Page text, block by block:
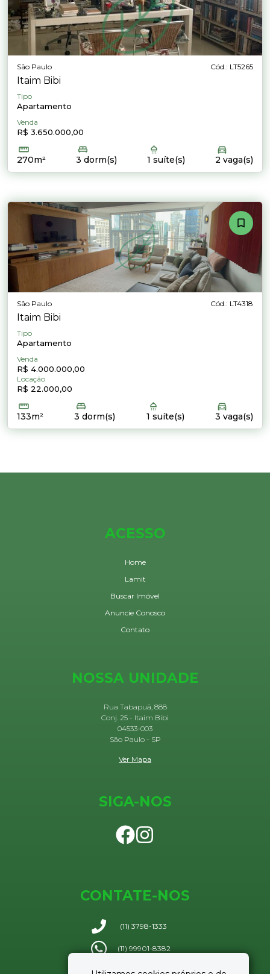
São Paulo Cód.: LT5265
Itaim Bibi
Tipo
Apartamento
Venda
R$ 3.650.000,00
270m² 3 dorm(s) 1 suíte(s) 2 vaga(s)
São Paulo Cód.: LT4318
Itaim Bibi
Tipo
Apartamento
Venda
R$ 4.000.000,00
Locação
R$ 22.000,00
133m² 3 dorm(s) 1 suíte(s) 3 vaga(s)
ACESSO
Home
Lamit
Buscar Imóvel
Anuncie Conosco
Contato
NOSSA UNIDADE
Rua Tabapuã, 888
Conj. 25 - Itaim Bibi
04533-003
São Paulo - SP
Ver Mapa
SIGA-NOS
CONTATE-NOS
(11) 3798-1333
(11) 99901-8382